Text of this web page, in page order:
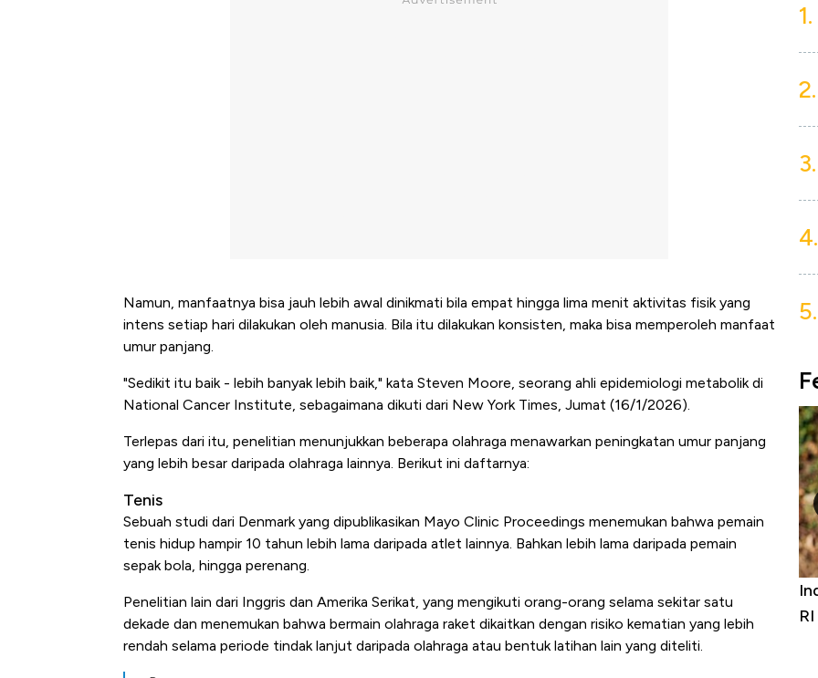
Namun, manfaatnya bisa jauh lebih awal dinikmati bila empat hingga lima menit aktivitas fisik yang
intens setiap hari dilakukan oleh manusia. Bila itu dilakukan konsisten, maka bisa memperoleh manfaat
umur panjang.
"Sedikit itu baik - lebih banyak lebih baik," kata Steven Moore, seorang ahli epidemiologi metabolik di
National Cancer Institute, sebagaimana dikuti dari New York Times, Jumat (16/1/2026).
Terlepas dari itu, penelitian menunjukkan beberapa olahraga menawarkan peningkatan umur panjang
yang lebih besar daripada olahraga lainnya. Berikut ini daftarnya:
Tenis
Sebuah studi dari Denmark yang dipublikasikan Mayo Clinic Proceedings menemukan bahwa pemain
tenis hidup hampir 10 tahun lebih lama daripada atlet lainnya. Bahkan lebih lama daripada pemain
sepak bola, hingga perenang.
Penelitian lain dari Inggris dan Amerika Serikat, yang mengikuti orang-orang selama sekitar satu
dekade dan menemukan bahwa bermain olahraga raket dikaitkan dengan risiko kematian yang lebih
rendah selama periode tindak lanjut daripada olahraga atau bentuk latihan lain yang diteliti.
1.
2.
3.
4.
5.
Alas Kaki Tumbuh Double Digit
Industri
RI